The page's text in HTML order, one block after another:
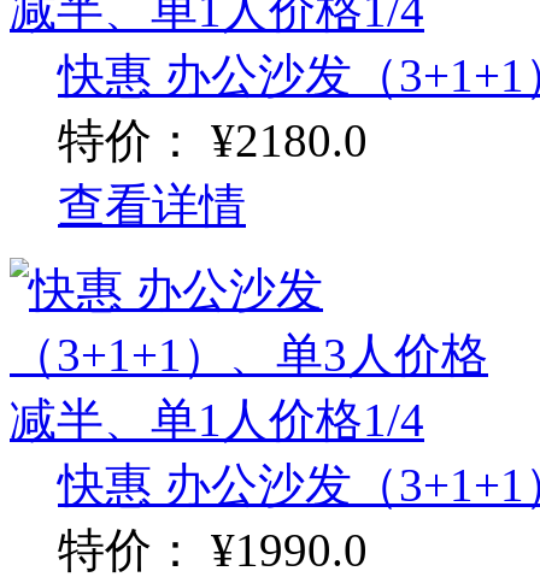
快惠 办公沙发（
特价：
¥2180.0
查看详情
快惠 办公沙发（
特价：
¥1990.0